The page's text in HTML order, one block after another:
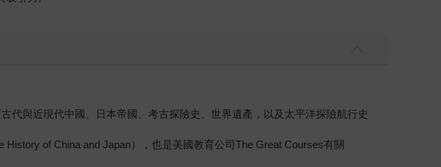
代與近現代中國、日本帝國、考古探險史、世界遺產，以及太平洋探險航行史
of China and Japan），也是美國教育公司The Great Courses有關